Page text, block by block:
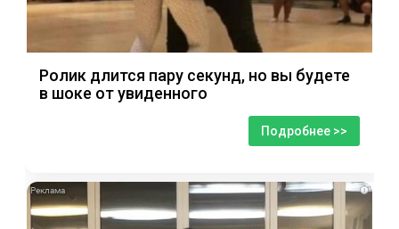
Ролик длится пару секунд, но вы будете
в шоке от увиденного
Подробнее >>
i